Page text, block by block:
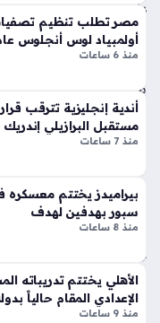
ر
الج
دل
ط
لا
ق
ونت
ها
الج
دي
دة
ذا
ت
الإث
يلو
ما
سي
منذ
سا
ت
في السويد ضمن
الجديد، إذ انتهى
مصر تطلب تنظيم تصفيات
أولمبياد لوس أنجلوس عام
منذ 6 ساعات
أندية إنجليزية تترقب
مستقبل البرازيلي
منذ 7 ساعات
بيراميدز يختتم معسكره
سبور بهدفين لهدف
منذ 8 ساعات
الأهلي يختتم تدريباته
الإعدادي المقام حالياً
منذ 9 ساعات